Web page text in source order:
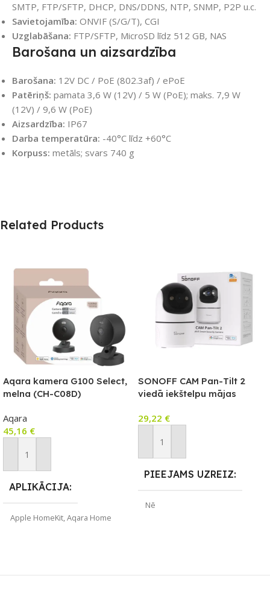
SMTP, FTP/SFTP, DHCP, DNS/DDNS, NTP, SNMP, P2P u.c.
Savietojamība: ONVIF (S/G/T), CGI
Uzglabāšana: FTP/SFTP, MicroSD līdz 512 GB, NAS
Barošana un aizsardzība
Barošana: 12V DC / PoE (802.3af) / ePoE
Patēriņš: pamata 3,6 W (12V) / 5 W (PoE); maks. 7,9 W
(12V) / 9,6 W (PoE)
Aizsardzība: IP67
Darba temperatūra: -40°C līdz +60°C
Korpuss: metāls; svars 740 g
Related Products
Aqara kamera G100 Select,
melna (CH-C08D)
Aqara
45,16 €
Pievienot Grozam
APLIKĀCIJA
Apple HomeKit,Aqara Home
SONOFF CAM Pan-Tilt 2
viedā iekštelpu mājas
29,22 €
Pievienot Grozam
PIEEJAMS UZREIZ
Nē